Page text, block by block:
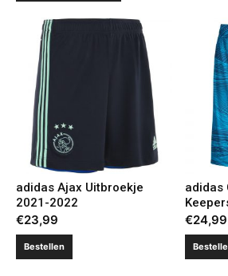
adidas Ajax Uitbroekje
2021-2022
€23,99
Bestellen
adidas
€24,99